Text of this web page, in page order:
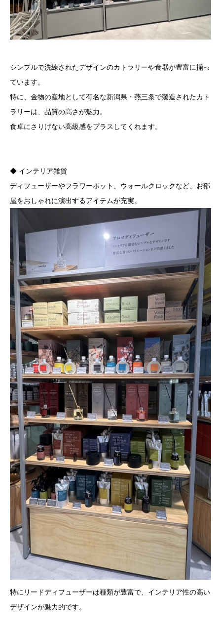
シンプルで洗練されたデザインのカトラリーや食器が豊富に揃っ
ています。
特に、金物の産地として有名な新潟県・燕三条で製造されたカト
ラリーは、品質の高さが魅力。
食卓にさりげない高級感をプラスしてくれます。
◆ インテリア雑貨
ディフューザーやフラワーポット、ウォールクロックなど、お部
屋をおしゃれに演出するアイテムが充実。
特にリードディフューザーは種類が豊富で、インテリア性の高い
デザインが魅力的です。